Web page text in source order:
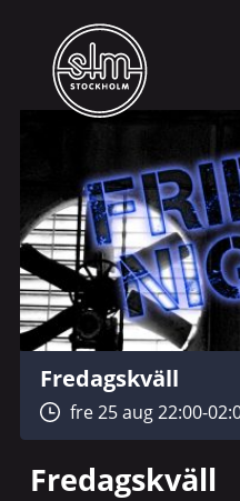
Fredagskväll
fre 25 aug 22:00-
Fredagskväll